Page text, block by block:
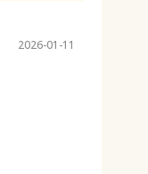
2026-01-11